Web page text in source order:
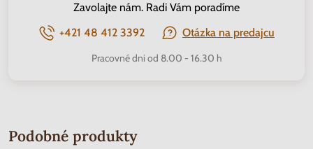
Zavolajte nám. Radi Vám poradíme
+421 48 412 3392
Otázka na predajcu
Pracovné dni od 8.00 - 16.30 h
Podobné produkty